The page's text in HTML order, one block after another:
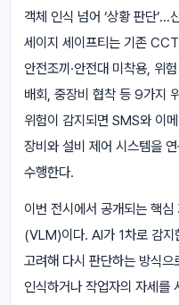
객체 인식 넘어 ‘상황 판단’…
세이지 세이프티는 기존
안전조끼·안전대 미착용, 위
배회, 중장비 협착 등 9가지
위험이 감지되면 SMS와 이
장비와 설비 제어 시스템을
수행한다.
이번 전시에서 공개되는 핵
(VLM)이다. AI가 1차로 감지
고려해 다시 판단하는 방식
인식하거나 작업자의 자세를